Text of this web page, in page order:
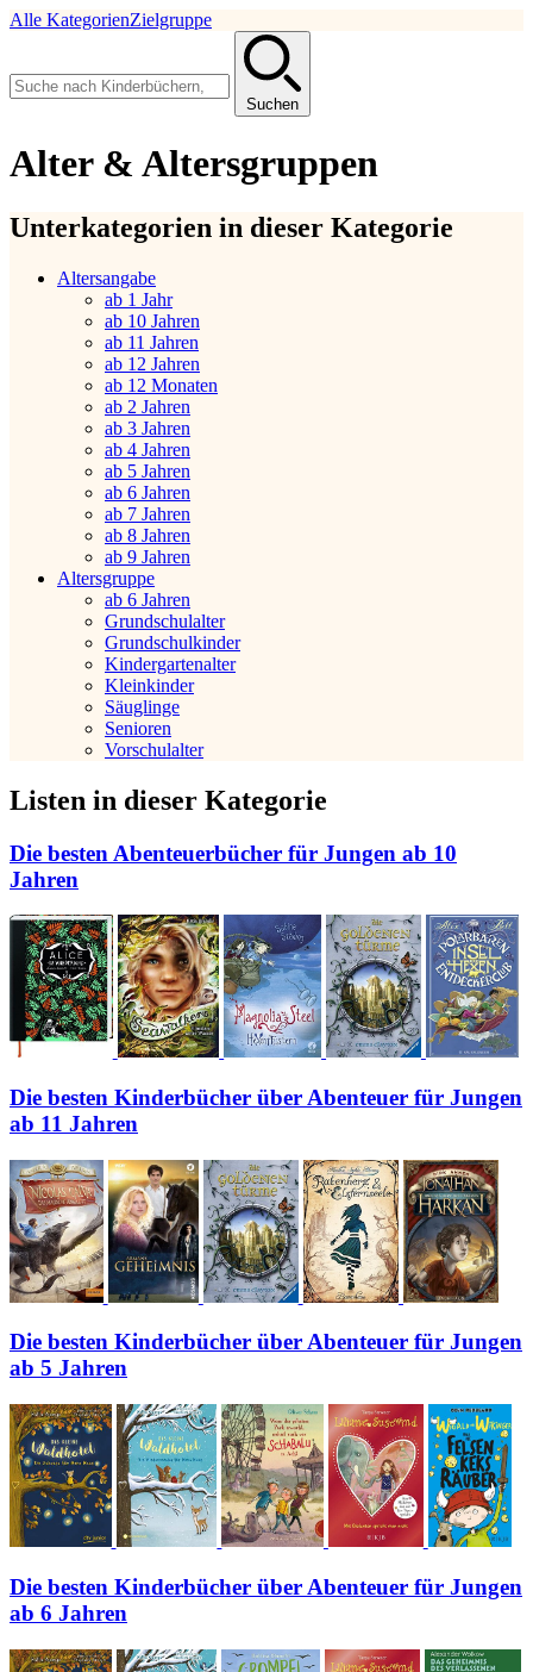
Alle KategorienZielgruppe
Suchen
Alter & Altersgruppen
Unterkategorien in dieser Kategorie
Altersangabe
ab 1 Jahr
ab 10 Jahren
ab 11 Jahren
ab 12 Jahren
ab 12 Monaten
ab 2 Jahren
ab 3 Jahren
ab 4 Jahren
ab 5 Jahren
ab 6 Jahren
ab 7 Jahren
ab 8 Jahren
ab 9 Jahren
Altersgruppe
ab 6 Jahren
Grundschulalter
Grundschulkinder
Kindergartenalter
Kleinkinder
Säuglinge
Senioren
Vorschulalter
Listen in dieser Kategorie
Die besten Abenteuerbücher für Jungen ab 10
Jahren
Die besten Kinderbücher über Abenteuer für Jungen
ab 11 Jahren
Die besten Kinderbücher über Abenteuer für Jungen
ab 5 Jahren
Die besten Kinderbücher über Abenteuer für Jungen
ab 6 Jahren